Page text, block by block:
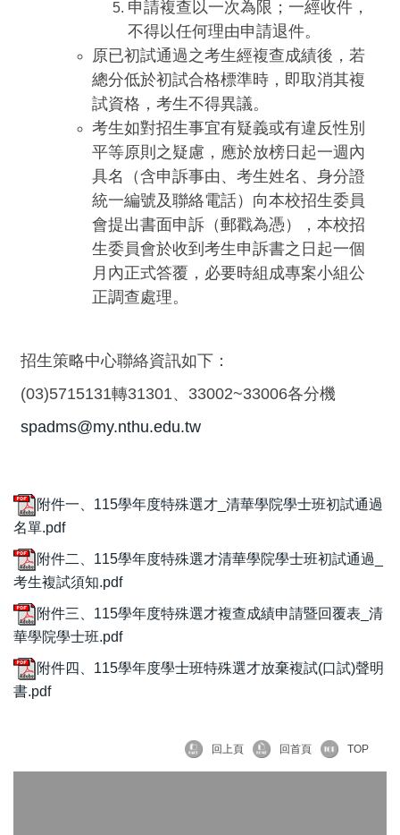
申請複查以一次為限；一經收件，
不得以任何理由申請退件。
原已初試通過之考生經複查成績後，若
總分低於初試合格標準時，即取消其複
試資格，考生不得異議。
考生如對招生事宜有疑義或有違反性別
平等原則之疑慮，應於放榜日起一週內
具名（含申訴事由、考生姓名、身分證
統一編號及聯絡電話）向本校招生委員
會提出書面申訴（郵戳為憑），本校招
生委員會於收到考生申訴書之日起一個
月內正式答覆，必要時組成專案小組公
正調查處理。
招生策略中心聯絡資訊如下：
(03)5715131轉31301、33002~33006各分機
spadms@my.nthu.edu.tw
附件一、115學年度特殊選才_清華學院學士班初試通過
名單.pdf
附件二、115學年度特殊選才清華學院學士班初試通過_
考生複試須知.pdf
附件三、115學年度特殊選才複查成績申請暨回覆表_清
華學院學士班.pdf
附件四、115學年度學士班特殊選才放棄複試(口試)聲明
書.pdf
回上頁 回首頁 TOP